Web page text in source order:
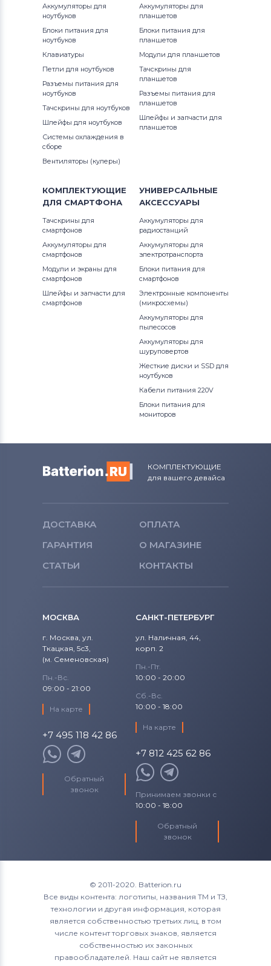
Аккумуляторы для
ноутбуков
Блоки питания для
ноутбуков
Клавиатуры
Петли для ноутбуков
Разъемы питания для
ноутбуков
Тачскрины для ноутбуков
Шлейфы для ноутбуков
Системы охлаждения в
сборе
Вентиляторы (кулеры)
Аккумуляторы для
планшетов
Блоки питания для
планшетов
Модули для планшетов
Тачскрины для
планшетов
Разъемы питания для
планшетов
Шлейфы и запчасти для
планшетов
КОМПЛЕКТУЮЩИЕ
ДЛЯ СМАРТФОНА
Тачскрины для
смартфонов
Аккумуляторы для
смартфонов
Модули и экраны для
смартфонов
Шлейфы и запчасти для
смартфонов
УНИВЕРСАЛЬНЫЕ
АКСЕССУАРЫ
Аккумуляторы для
радиостанций
Аккумуляторы для
электротранспорта
Блоки питания для
смартфонов
Электронные компоненты
(микросхемы)
Аккумуляторы для
пылесосов
Аккумуляторы для
шуруповертов
Жесткие диски и SSD для
ноутбуков
Кабели питания 220V
Блоки питания для
мониторов
КОМПЛЕКТУЮЩИЕ
для вашего девайса
ДОСТАВКА
ОПЛАТА
ГАРАНТИЯ
О МАГАЗИНЕ
СТАТЬИ
КОНТАКТЫ
МОСКВА
г. Москва, ул.
Ткацкая, 5с3,
(м. Семеновская)
Пн.-Вс.
09:00 - 21:00
На карте
+7 495 118 42 86
Обратный
звонок
САНКТ-ПЕТЕРБУРГ
ул. Наличная, 44,
корп. 2
Пн.-Пт.
10:00 - 20:00
Сб.-Вс.
10:00 - 18:00
На карте
+7 812 425 62 86
Принимаем звонки с
10:00 - 18:00
Обратный
звонок
© 2011-2020. Batterion.ru
Все виды контента: логотипы, названия ТМ и ТЗ,
технологии и другая информация, которая
является собственностью третьих лиц, в том
числе контент торговых знаков, является
собственностью их законных
правообладателей. Наш сайт не является